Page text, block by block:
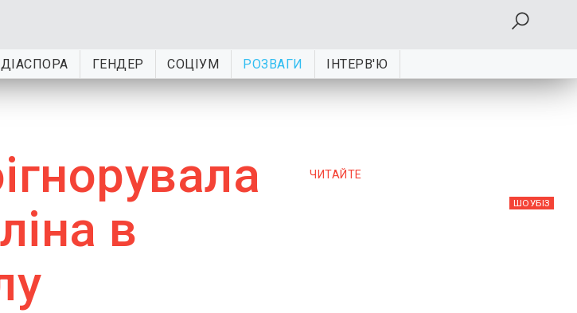
ДІАСПОРА ГЕНДЕР СОЦІУМ РОЗВАГИ ІНТЕРВ'Ю
в
ЧИТАЙТЕ
ШОУБIЗ